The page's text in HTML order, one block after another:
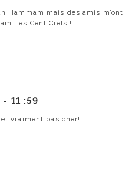
Hammam mais des amis m’ont
Les Cent Ciels !
- 11 :59
vraiment pas cher!